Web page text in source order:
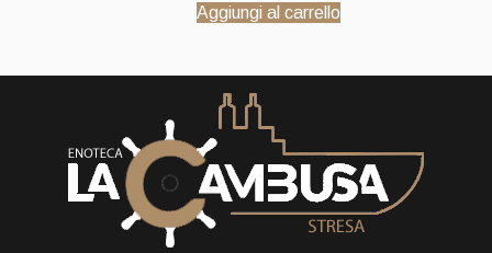
Aggiungi al carrello